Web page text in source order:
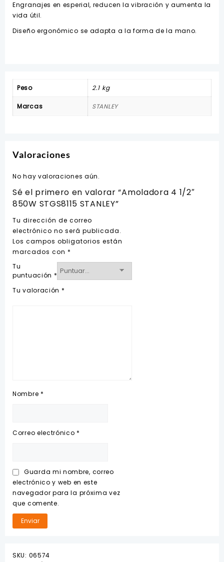
Engranajes en esperial, reducen la vibración y aumenta la
vida útil.
Diseño ergonómico se adapta a la forma de la mano.
Peso 2.1 kg
Marcas STANLEY
Valoraciones
No hay valoraciones aún.
Sé el primero en valorar “Amoladora 4 1/2″
850W STGS8115 STANLEY”
Tu dirección de correo
electrónico no será publicada.
Los campos obligatorios están
marcados con *
Tu
puntuación *
Tu valoración *
Nombre *
Correo electrónico *
Guarda mi nombre, correo
electrónico y web en este
navegador para la próxima vez
que comente.
SKU: 06574